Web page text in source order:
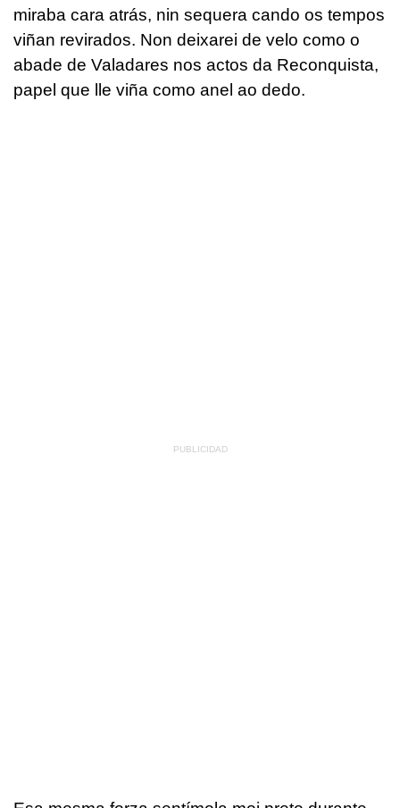
miraba cara atrás, nin sequera cando os tempos
viñan revirados. Non deixarei de velo como o
abade de Valadares nos actos da Reconquista,
papel que lle viña como anel ao dedo.